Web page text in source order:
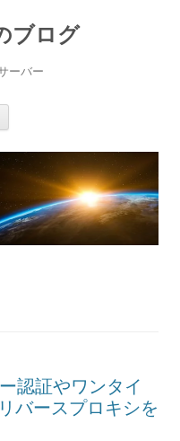
ブログ
ーバー
ツ
ッ
プ
認証やワンタイ
バースプロキシを